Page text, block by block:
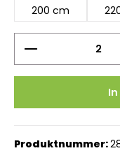
200 cm
Produkt
Produktnummer: